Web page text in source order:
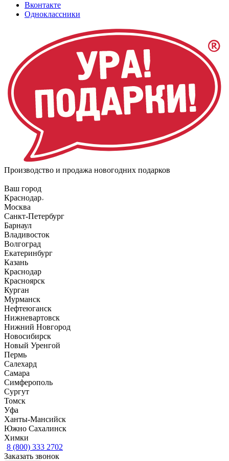
Вконтакте
Одноклассники
Производство и продажа новогодних подарков
Ваш город
Краснодар
Москва
Санкт-Петербург
Барнаул
Владивосток
Волгоград
Екатеринбург
Казань
Краснодар
Красноярск
Курган
Мурманск
Нефтеюганск
Нижневартовск
Нижний Новгород
Новосибирск
Новый Уренгой
Пермь
Салехард
Самара
Симферополь
Сургут
Томск
Уфа
Ханты-Мансийск
Южно Сахалинск
Химки
8 (800) 333 2702
Заказать звонок